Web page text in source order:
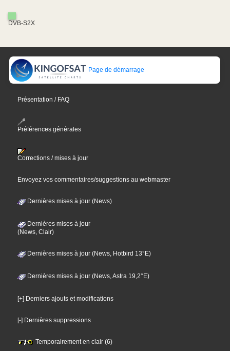
DVB-S2X
Page de démarrage
Présentation / FAQ
Préférences générales
Corrections / mises à jour
Envoyez vos commentaires/suggestions au webmaster
Dernières mises à jour (News)
Dernières mises à jour
(News, Clair)
Dernières mises à jour (News, Hotbird 13°E)
Dernières mises à jour (News, Astra 19,2°E)
[+] Derniers ajouts et modifications
[-] Dernières suppressions
Temporairement en clair (6)